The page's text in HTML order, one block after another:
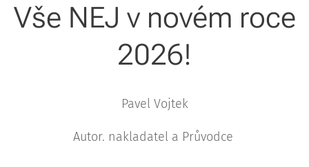
Vše NEJ v novém roce
2026!
Pavel Vojtek
Autor. nakladatel a Průvodce